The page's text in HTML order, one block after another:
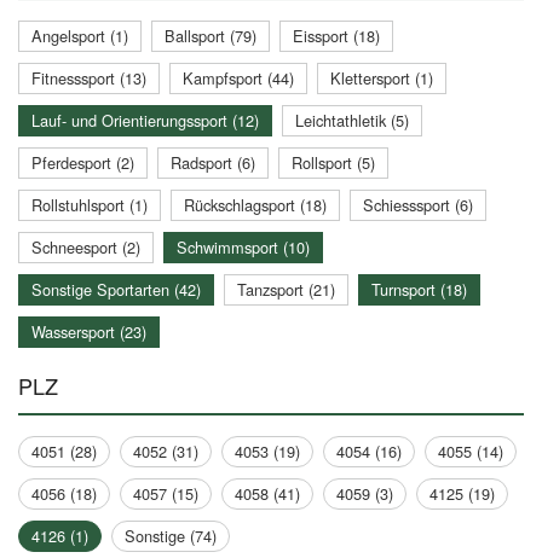
Angelsport (1) Ballsport (79)
Eissport (18)
Fitnesssport (13)
Kampfsport (44)
Klettersport (1)
Lauf- und Orientierungssport (12)
Leichtathletik (5)
Pferdesport (2)
Radsport (6)
Rollsport (5)
Rollstuhlsport (1)
Rückschlagsport (18)
Schiesssport (6)
Schneesport (2)
Schwimmsport (10)
Sonstige Sportarten (42)
Tanzsport (21)
Turnsport (18)
Wassersport (23)
PLZ
4051 (28) 4052 (31) 4053 (19) 4054 (16)
4055 (14)
4056 (18)
4057 (15) 4058 (41) 4059 (3)
4125 (19)
4126 (1)
Sonstige (74)